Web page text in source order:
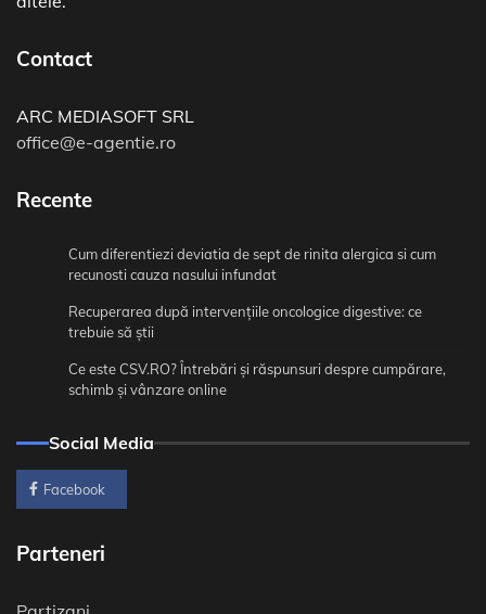
Contact
ARC MEDIASOFT SRL
office@e-agentie.ro
Recente
Cum diferentiezi deviatia de sept de rinita alergica si cum
recunosti cauza nasului infundat
Recuperarea după intervențiile oncologice digestive: ce
trebuie să știi
Ce este CSV.RO? Întrebări și răspunsuri despre cumpărare,
schimb și vânzare online
Social Media
Facebook
Parteneri